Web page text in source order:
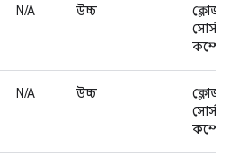
N/A উচ্চ
ক্লোজড
সোর্স
N/A উচ্চ
ক্লোজড
সোর্স